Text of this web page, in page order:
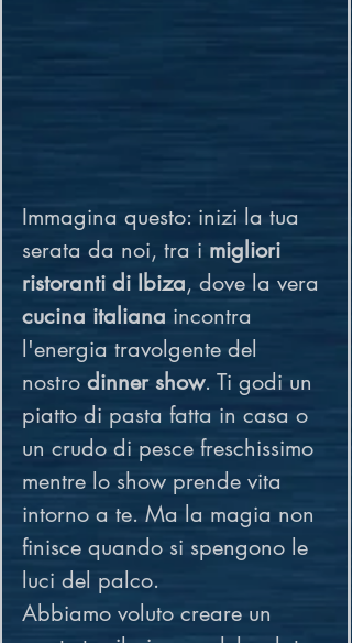
Immagina questo: inizi la tua
serata da noi, tra i migliori
ristoranti di Ibiza, dove la vera
cucina italiana incontra
l'energia travolgente del
nostro dinner show. Ti godi un
piatto di pasta fatta in casa o
un crudo di pesce freschissimo
mentre lo show prende vita
intorno a te. Ma la magia non
finisce quando si spengono le
luci del palco.
Abbiamo voluto creare un